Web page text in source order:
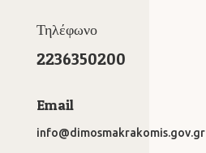
Τηλέφωνο
2236350200
Email
info@dimosmakrakomis.gov.gr